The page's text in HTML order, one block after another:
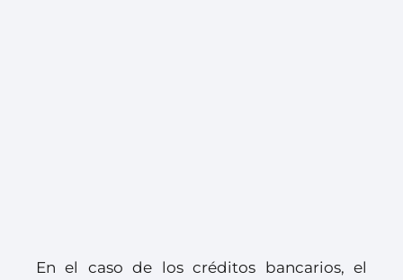
En el caso de los créditos bancarios, el